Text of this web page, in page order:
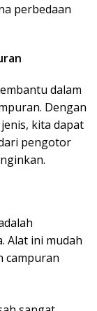
perbedaan
dalam
Dengan
kita dapat
pengotor
Alat ini mudah
campuran